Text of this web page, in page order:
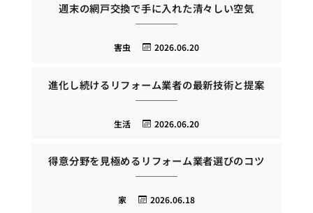
週末の網戸交換で手に入れた清々しい空気
2026.06.20
害虫
進化し続けるリフォーム業者の最新技術と提案
2026.06.20
生活
得意分野を見極めるリフォーム業者選びのコツ
2026.06.18
家